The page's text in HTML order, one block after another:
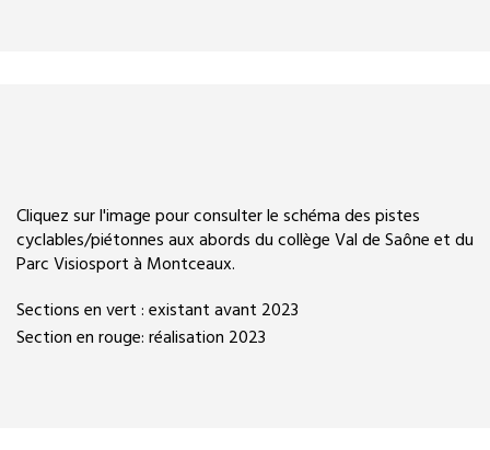
Cliquez sur l'image pour consulter le schéma des pistes
cyclables/piétonnes aux abords du collège Val de Saône et du
Parc Visiosport à Montceaux.
Sections en vert : existant avant 2023
Section en rouge: réalisation 2023